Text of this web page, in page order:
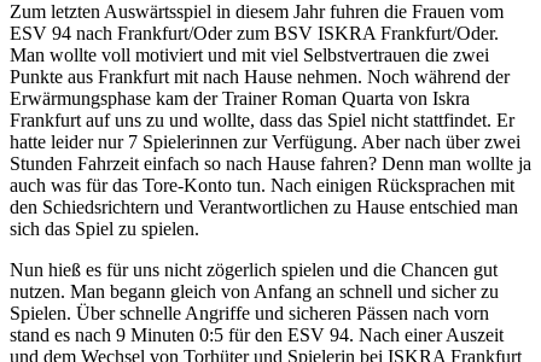
Zum letzten Auswärtsspiel in diesem Jahr fuhren die Frauen vom
ESV 94 nach Frankfurt/Oder zum BSV ISKRA Frankfurt/Oder.
Man wollte voll motiviert und mit viel Selbstvertrauen die zwei
Punkte aus Frankfurt mit nach Hause nehmen. Noch während der
Erwärmungsphase kam der Trainer Roman Quarta von Iskra
Frankfurt auf uns zu und wollte, dass das Spiel nicht stattfindet. Er
hatte leider nur 7 Spielerinnen zur Verfügung. Aber nach über zwei
Stunden Fahrzeit einfach so nach Hause fahren? Denn man wollte ja
auch was für das Tore-Konto tun. Nach einigen Rücksprachen mit
den Schiedsrichtern und Verantwortlichen zu Hause entschied man
sich das Spiel zu spielen.
Nun hieß es für uns nicht zögerlich spielen und die Chancen gut
nutzen. Man begann gleich von Anfang an schnell und sicher zu
Spielen. Über schnelle Angriffe und sicheren Pässen nach vorn
stand es nach 9 Minuten 0:5 für den ESV 94. Nach einer Auszeit
und dem Wechsel von Torhüter und Spielerin bei ISKRA Frankfurt